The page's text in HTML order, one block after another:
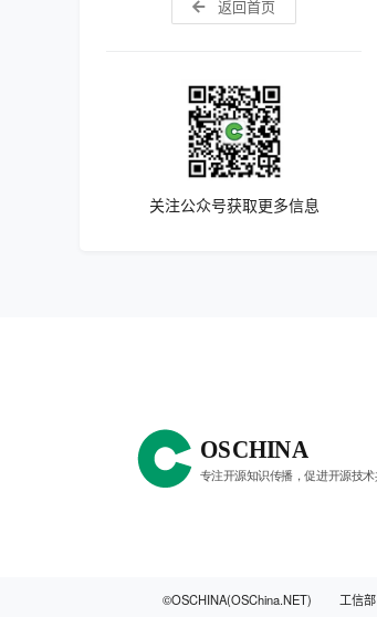
返回首页
关注公众号获取更多信息
©OSCHINA(OSChina.NET) 工信部